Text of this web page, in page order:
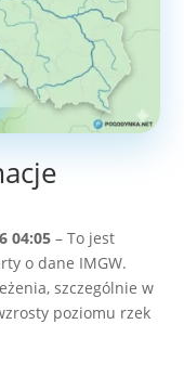
04:05 – To jest
o dane IMGW.
szczególnie w
poziomu rzek